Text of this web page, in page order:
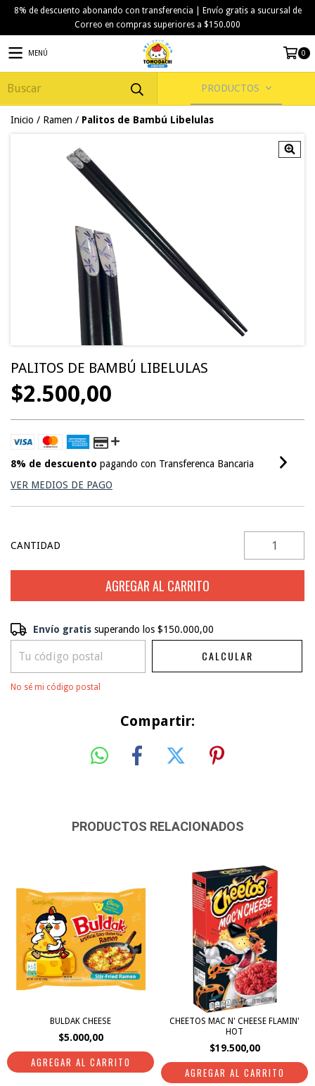
8% de descuento abonando con transferencia | Envío gratis a sucursal de
Correo en compras superiores a $150.000
MENÚ 0
PRODUCTOS
Inicio / Ramen / Palitos de Bambú Libelulas
PALITOS DE BAMBÚ LIBELULAS
$2.500,00
8% de descuento pagando con Transferenca Bancaria
VER MEDIOS DE PAGO
CANTIDAD
Envío gratis $150.000,00
Entregas para el CP: CAMBIAR CP
Envío gratis superando los$150.000,00
CALCULAR
No sé mi código postal
Compartir:
PRODUCTOS RELACIONADOS
BULDAK CHEESE
$5.000,00
CHEETOS MAC N' CHEESE FLAMIN'
HOT
$19.500,00